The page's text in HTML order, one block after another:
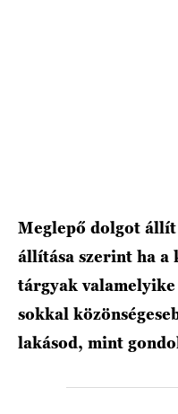
Meglepő dolgot
állítása szerint ha a
tárgyak
sokkal
lakásod, mint